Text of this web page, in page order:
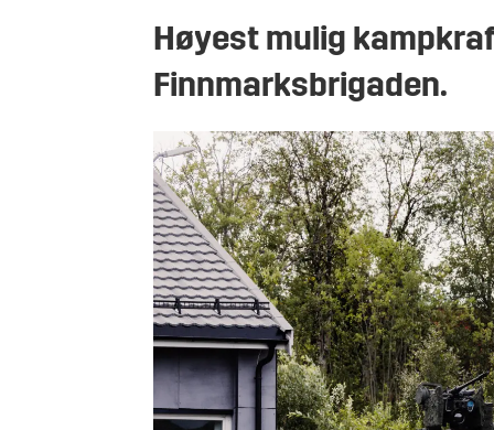
Høyest mulig
Finnmarksbrigaden.